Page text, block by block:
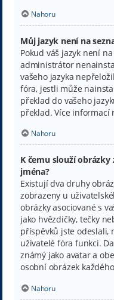
Nahoru
Můj jazyk není na
Pokud váš jazyk není
administrátor
vašeho jazyka
fóra, jestli může
překlad do vašeho
překlad. Více informací
Nahoru
K čemu slouží
jména?
Existují dva druhy
zobrazeny u
obrázky asociované s
jako hvězdičky, tečky
příspěvků jste odeslali,
uživatelé fóra funkci.
známý jako avatar a
osobní obrázek
Nahoru